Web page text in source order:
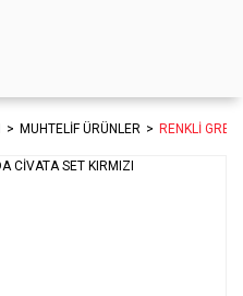
MUHTELİF ÜRÜNLER RENKLİ